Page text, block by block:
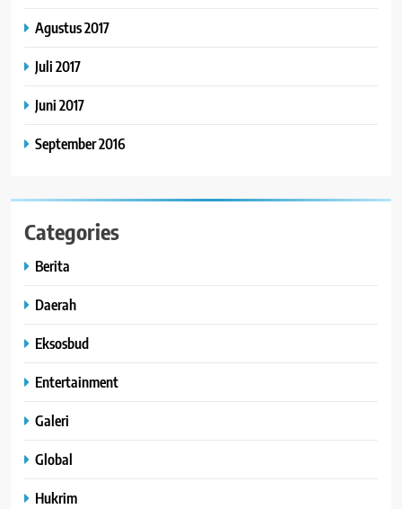
Agustus 2017
Juli 2017
Juni 2017
September 2016
Categories
Berita
Daerah
Eksosbud
Entertainment
Galeri
Global
Hukrim